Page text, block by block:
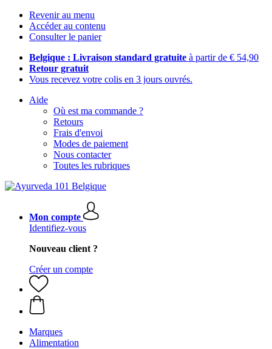
Revenir au menu
Accéder au contenu
Consulter le panier
Belgique : Livraison standard gratuite à partir de € 54,90
Retour gratuit
Vous recevez votre colis en 3 jours ouvrés.
Aide
Où est ma commande ?
Retours
Frais d'envoi
Modes de paiement
Nous contacter
Toutes les rubriques
Mon compte
Identifiez-vous
Nouveau client ?
Créer un compte
Marques
Alimentation